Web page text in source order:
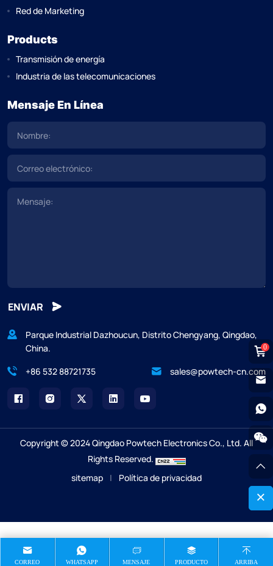
Red de Marketing
Products
Transmisión de energía
Industria de las telecomunicaciones
Mensaje En Línea
ENVIAR
Parque Industrial Dazhoucun, Distrito Chengyang, Qingdao,
China.
+86 532 88721735
sales@powtech-cn.com
Copyright © 2024 Qingdao Powtech Electronics Co., Ltd. All
Rights Reserved.
sitemap | Política de privacidad
0
CORREO WHATSAPP MENSAJE PRODUCTO ARRIBA